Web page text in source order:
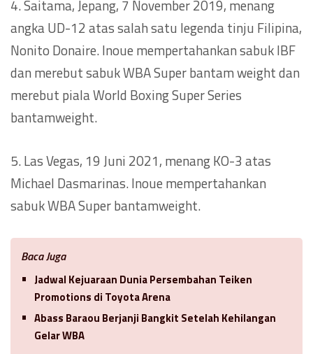
4. Saitama, Jepang, 7 November 2019, menang
angka UD-12 atas salah satu legenda tinju Filipina,
Nonito Donaire. Inoue mempertahankan sabuk IBF
dan merebut sabuk WBA Super bantam weight dan
merebut piala World Boxing Super Series
bantamweight.
5. Las Vegas, 19 Juni 2021, menang KO-3 atas
Michael Dasmarinas. Inoue mempertahankan
sabuk WBA Super bantamweight.
Baca Juga
Jadwal Kejuaraan Dunia Persembahan Teiken
Promotions di Toyota Arena
Abass Baraou Berjanji Bangkit Setelah Kehilangan
Gelar WBA